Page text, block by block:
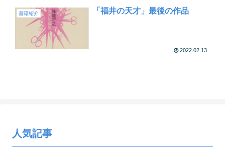
書籍紹介 「福井の天才」最後の作品
2022.02.13
人気記事